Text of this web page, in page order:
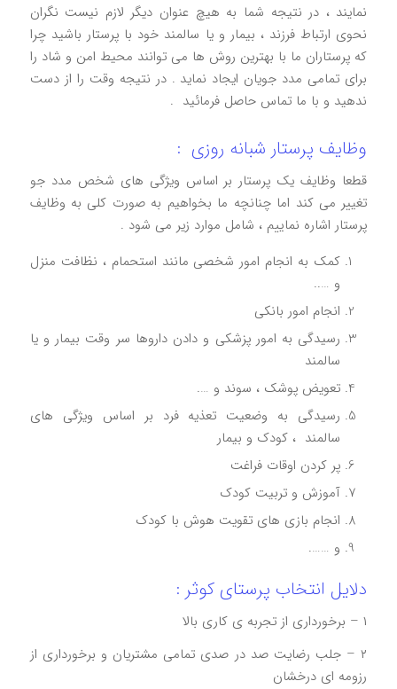
نمایند ، در نتیجه شما به هیچ عنوان دیگر لازم نیست نگران
نحوی ارتباط فرزند ، بیمار و یا سالمند خود با پرستار باشید چرا
که پرستاران ما با بهترین روش ها می توانند محیط امن و شاد را
برای تمامی مدد جویان ایجاد نماید . در نتیجه وقت را از دست
ندهید و با ما تماس حاصل فرمائید .
وظایف پرستار شبانه روزی :
قطعا وظایف یک پرستار بر اساس ویژگی های شخص مدد جو
تغییر می کند اما چنانچه ما بخواهیم به صورت کلی به وظایف
پرستار اشاره نماییم ، شامل موارد زیر می شود .
کمک به انجام امور شخصی مانند استحمام ، نظافت منزل
و …..
انجام امور بانکی
رسیدگی به امور پزشکی و دادن داروها سر وقت بیمار و یا
سالمند
تعویض پوشک ، سوند و ….
رسیدگی به وضعیت تعذیه فرد بر اساس ویژگی های
سالمند ، کودک و بیمار
پر کردن اوقات فراغت
آموزش و تربیت کودک
انجام بازی های تقویت هوش با کودک
و …….
دلایل انتخاب پرستای کوثر :
۱ – برخورداری از تجربه ی کاری بالا
۲ – جلب رضایت صد در صدی تمامی مشتریان و برخورداری از
رزومه ای درخشان